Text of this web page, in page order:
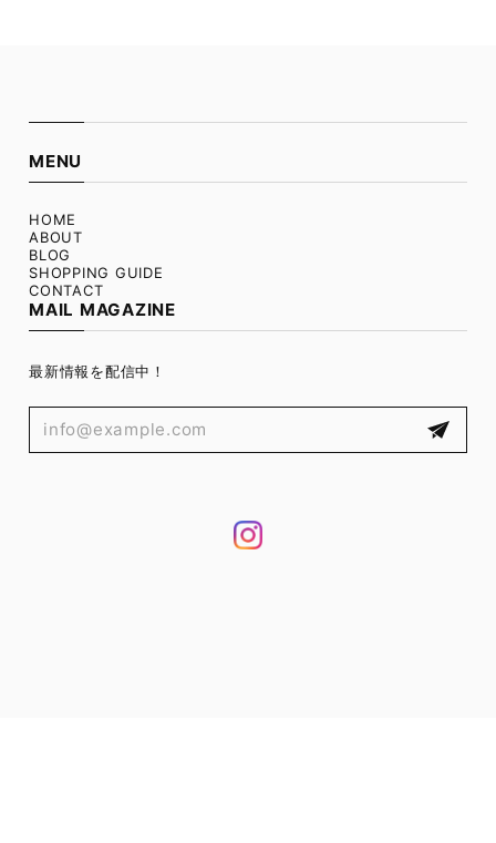
MENU
HOME
ABOUT
BLOG
SHOPPING GUIDE
CONTACT
MAIL MAGAZINE
最新情報を配信中！